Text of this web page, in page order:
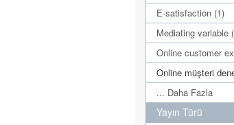
E-satisfaction (1)
Mediating variable
Online customer
Online müşteri
... Daha Fazla
Yayın Türü